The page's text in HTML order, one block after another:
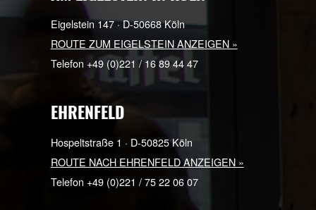
Telefon +49 (0)221 / 169 555 15
AM EIGELSTEIN IN KÖLN
Eigelstein 147 · D-50668 Köln
ROUTE ZUM EIGELSTEIN ANZEIGEN »
Telefon +49 (0)221 / 16 89 44 47
EHRENFELD